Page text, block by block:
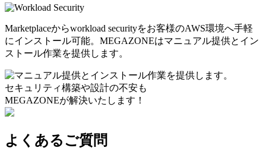
Marketplaceからworkload securityをお客様のAWS環境へ手軽
にインストール可能。MEGAZONEはマニュアル提供とイン
ストール作業を提供します。
セキュリティ構築や設計の不安も
MEGAZONEが解決いたします！
よくあるご質問